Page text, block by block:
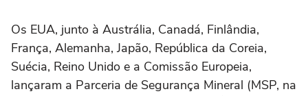
Os EUA, junto à Austrália, Canadá, Finlândia,
França, Alemanha, Japão, República da Coreia,
Suécia, Reino Unido e a Comissão Europeia,
lançaram a Parceria de Segurança Mineral (MSP, na